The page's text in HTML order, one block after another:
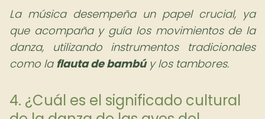
La música desempeña un papel crucial, ya
que acompaña y guía los movimientos de la
danza, utilizando instrumentos tradicionales
como la flauta de bambúy los tambores.
4. ¿Cuál es el significado cultural